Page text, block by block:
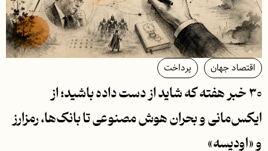
اقتصاد جهان پرداخت
۳۰ خبر هفته که شاید از دست داده باشید؛ از
ایکس‌مانی و بحران هوش مصنوعی تا بانک‌ها، رمزارز
و «اودیسه»